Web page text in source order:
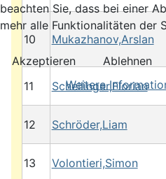
10 Mukazhanov,Arslan
11 Schellinger,Florian
12 Schröder,Liam
13 Volontieri,Simon
beachten Sie, dass bei einer
mehr alle Funktionalitäten der
Akzeptieren
Ablehnen
Weitere